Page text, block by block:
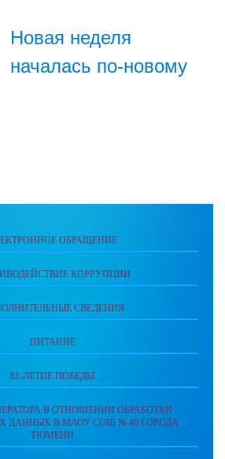
Новая неделя
началась по-новому
ОБРАЩЕНИЕ
КОРРУПЦИИ
СВЕДЕНИЯ
ПИТАНИЕ
81-ЛЕТИЕ ПОБЕДЫ
В ОТНОШЕНИИ ОБРАБОТКИ
ДАННЫХ В МАОУ СОШ № 48 ГОРОДА
ТЮМЕНИ